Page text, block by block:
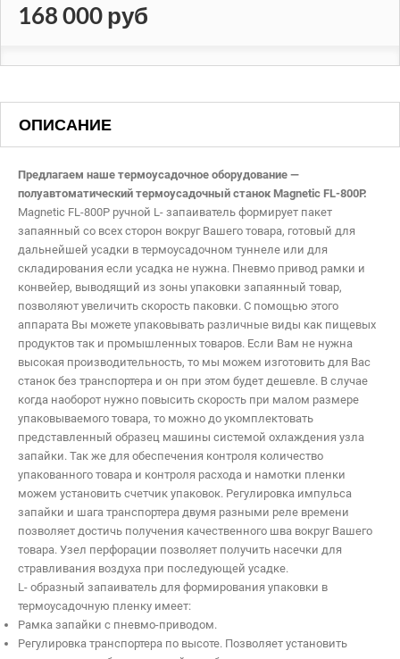
Имя:*
Почта:
Телефон:
Я согласен на обработку персональных данных
Отменить
168 000 руб
ОПИСАНИЕ
Предлагаем наше термоусадочное оборудование —
полуавтоматический термоусадочный станок Magnetic FL-800P.
Magnetic FL-800P ручной L- запаиватель формирует пакет
запаянный со всех сторон вокруг Вашего товара, готовый для
дальнейшей усадки в термоусадочном туннеле или для
складирования если усадка не нужна. Пневмо привод рамки и
конвейер, выводящий из зоны упаковки запаянный товар,
позволяют увеличить скорость паковки. С помощью этого
аппарата Вы можете упаковывать различные виды как пищевых
продуктов так и промышленных товаров. Если Вам не нужна
высокая производительность, то мы можем изготовить для Вас
станок без транспортера и он при этом будет дешевле. В случае
когда наоборот нужно повысить скорость при малом размере
упаковываемого товара, то можно до укомплектовать
представленный образец машины системой охлаждения узла
запайки. Так же для обеспечения контроля количество
упакованного товара и контроля расхода и намотки пленки
можем установить счетчик упаковок. Регулировка импульса
запайки и шага транспортера двумя разными реле времени
позволяет достичь получения качественного шва вокруг Вашего
товара. Узел перфорации позволяет получить насечки для
стравливания воздуха при последующей усадке.
L- образный запаиватель для формирования упаковки в
термоусадочную пленку имеет:
Рамка запайки с пневмо-приводом.
Регулировка транспортера по высоте. Позволяет установить